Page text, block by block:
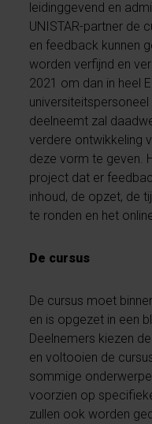
leidinggevend en
UNISTAR-partner de
en feedback kunnen
worden verfijnd en
2021 om dan in heel
deelneemt zal
verdere ontwikkeling
deze vorm te geven.
project dat er
inhoud, de opzet, de
te ronden en het
De cursus
De cursus moet
en is opgezet in een
Deelnemers kiezen
en voltooien de
sommige
voorzien op
zullen ook worden